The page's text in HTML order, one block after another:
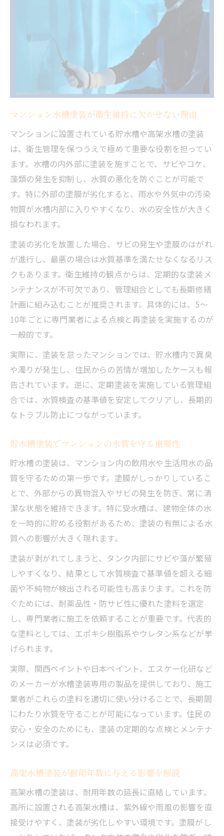
塗膜剥がれを防ぐマンション塗装メンテナ
サビ発生を抑えるマンション水槽塗装の注
意点
マンションの貯水槽塗装に適した塗料選び
のコツ
マンション塗装で耐久性を高める下地処理
の方法
高架水槽塗装で耐用年数を延ばす秘訣
マンション高架水槽塗装で耐用年数を引き
上げる方法
適切な塗装で高架水槽の寿命を延ばすコツ
マンション水槽塗装のタイミングと耐用年
数の関係
高架水槽の塗装費用と長期的なコスト削減
策
マンション管理で注目したい高架水槽塗装
の効果
受水槽塗装で安全守るポイント解説
マンション受水槽塗装が安全維持に役立つ
理由
受水槽塗装料金の目安とマンション管理の
要点
マンション受水槽の塗装で衛生対策を強化
する方法
自分でできるマンション受水槽塗装の注意
点
ト
メンテナンス計画に役立つ塗装費用の知識
マンション塗装費用の相場と賢い見積もり
方法
高架水槽塗装費用の内訳と予算計画の立て
受水槽塗装料金の比較でマンション管理を
最適化
塗装費用を抑えるためのマンション管理術
マンション水槽塗装の費用対効果を検証し
よう
受水槽塗装の注意点とよくある疑問に迫る
マンション受水槽塗装の注意点を徹底解説
受水槽塗装でよくある疑問とその解消法
自分で受水槽塗装する際のポイントと注意
点
受水槽塗装に関するよくある失敗例と対策
塗装時に選びたいマンション受水槽用塗料
マンション水槽塗装が衛生維持に欠かせない理由
マンションに設置されている貯水槽や高架水槽の塗装
は、衛生管理を保つうえで極めて重要な役割を担ってい
ます。水槽の内外部に塗装を施すことで、サビやコケ、
藻類の発生を抑制し、水質の悪化を防ぐことが可能で
す。特に外部の塗膜が劣化すると、雨水や外気中の汚染
物質が水槽内部に入りやすくなり、水の安全性が大きく
損なわれます。
塗装の劣化を放置した場合、サビの発生や塗膜のはがれ
が進行し、最悪の場合は水質基準を満たせなくなるリス
クもあります。衛生維持の観点からは、定期的な塗装メ
ンテナンスが不可欠であり、管理組合としても長期修繕
計画に組み込むことが推奨されます。具体的には、5～
10年ごとに専門業者による点検と再塗装を実施するのが
一般的です。
実際に、塗装を怠ったマンションでは、貯水槽内で異臭
や濁りが発生し、住民からの苦情が増加したケースも報
告されています。逆に、定期塗装を実施している管理組
合では、水質検査の基準値を安定してクリアし、長期的
なトラブル防止につながっています。
貯水槽塗装でマンションの水質を守る重要性
貯水槽の塗装は、マンション内の飲用水や生活用水の品
質を守るための第一歩です。塗膜がしっかりしているこ
とで、外部からの異物混入やサビの発生を防ぎ、常に清
潔な状態を維持できます。特に受水槽は、建物全体の水
を一時的に貯める役割があるため、塗装の有無による水
質への影響が大きく現れます。
塗装が剥がれてしまうと、タンク内部にサビや藻が繁殖
しやすくなり、結果として水質検査で基準値を超える細
菌や不純物が検出される可能性も高まります。これを防
ぐためには、耐薬品性・防サビ性に優れた塗料を選定
し、専門業者に施工を依頼することが重要です。代表的
な塗料としては、エポキシ樹脂系やウレタン系などが挙
げられます。
実際、関西ペイントや日本ペイント、エスケー化研など
のメーカーが水槽塗装専用の製品を提供しており、施工
業者がこれらの塗料を適切に使い分けることで、長期間
にわたり水質を守ることが可能になっています。住民の
安心・安全のためにも、塗装の定期的な点検とメンテナ
ンスは必須です。
高架水槽塗装が耐用年数に与える影響を解説
高架水槽の塗装は、耐用年数の延長に直結しています。
高所に設置される高架水槽は、紫外線や雨風の影響を直
接受けやすく、塗装が劣化しやすい環境です。塗膜がし